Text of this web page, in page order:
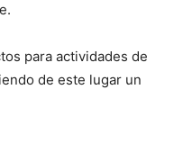
para actividades de
de este lugar un